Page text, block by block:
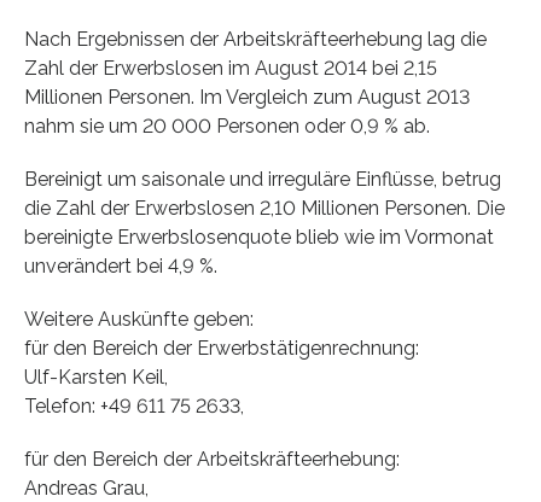
Nach Ergebnissen der Arbeitskräfteerhebung lag die
Zahl der Erwerbslosen im August 2014 bei 2,15
Millionen Personen. Im Vergleich zum August 2013
nahm sie um 20 000 Personen oder 0,9 % ab.
Bereinigt um saisonale und irreguläre Einflüsse, betrug
die Zahl der Erwerbslosen 2,10 Millionen Personen. Die
bereinigte Erwerbslosenquote blieb wie im Vormonat
unverändert bei 4,9 %.
Weitere Auskünfte geben:
für den Bereich der Erwerbstätigenrechnung:
Ulf-Karsten Keil,
Telefon: +49 611 75 2633,
für den Bereich der Arbeitskräfteerhebung:
Andreas Grau,